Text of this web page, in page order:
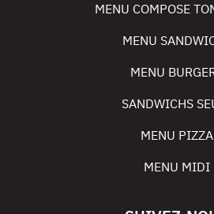
MENU COMPOSE
MENU
MENU
SANDWICHS
MENU PIZZA
MENU MIDI